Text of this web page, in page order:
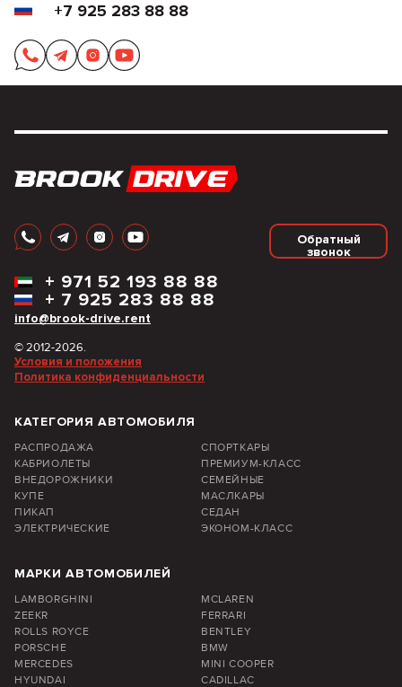
+7 925 283 88 88
Обратный
звонок
info@brook-drive.rent
+ 7 925 283 88 88
+ 971 52 193 88 88
© 2012-2026.
Условия и положения
Политика конфиденциальности
КАТЕГОРИЯ АВТОМОБИЛЯ
РАСПРОДАЖА
СПОРТКАРЫ
КАБРИОЛЕТЫ
ПРЕМИУМ-КЛАСС
ВНЕДОРОЖНИКИ
СЕМЕЙНЫЕ
КУПЕ
МАСЛКАРЫ
ПИКАП
СЕДАН
ЭЛЕКТРИЧЕСКИЕ
ЭКОНОМ-КЛАСС
МАРКИ АВТОМОБИЛЕЙ
LAMBORGHINI
MCLAREN
ZEEKR
FERRARI
ROLLS ROYCE
BENTLEY
PORSCHE
BMW
MERCEDES
MINI COOPER
HYUNDAI
CADILLAC